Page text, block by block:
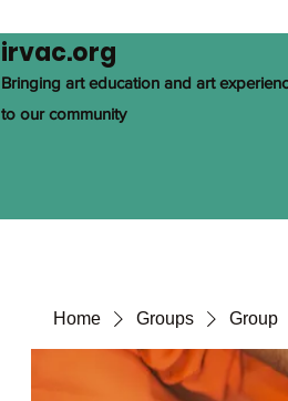
irvac.org
Bringing art education and art
to our community
Home Groups Group